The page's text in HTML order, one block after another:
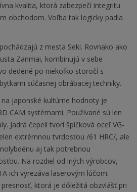
kvalita, ktorá zabezpečí integritu
obchodom. Voľba tak logicky padla
z mesta Seki. Rovnako ako
Zanmai, kombinujú v sebe
dedené po niekoľko storočí s
súčasnej obrábacej techniky.
japonské kultúrne hodnoty je
CAM systémami. Používané sú len
Jadrá čepelí tvorí špičková oceľ VG-
extrémnou tvrdosťou /61 HRC/, ale
aj tak potrebnou
Na rozdiel od iných výrobcov,
ich vyrezáva laserovým lúčom.
ktorá je dôležitá obzvlášť pri